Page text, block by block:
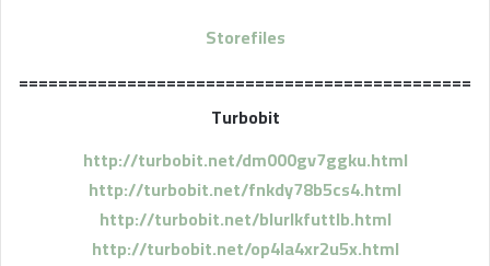
Storefiles
==============================================
Turbobit
http://turbobit.net/dm000gv7ggku.html
http://turbobit.net/fnkdy78b5cs4.html
http://turbobit.net/blurlkfuttlb.html
http://turbobit.net/op4la4xr2u5x.html